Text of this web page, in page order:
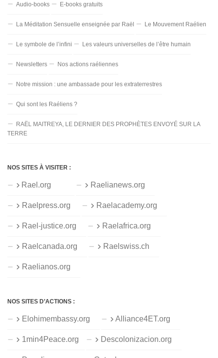
Audio-books E-books gratuits
La Méditation Sensuelle enseignée par Raël Le Mouvement Raélien
Le symbole de l’infini Les valeurs universelles de l’être humain
Newsletters Nos actions raéliennes
Notre mission : une ambassade pour les extraterrestres
Qui sont les Raéliens ?
RAËL MAITREYA, LE DERNIER DES PROPHÈTES ENVOYÉ SUR LA
TERRE
NOS SITES À VISITER :
Rael.org Raelianews.org
Raelpress.org Raelacademy.org
Rael-justice.org Raelafrica.org
Raelcanada.org Raelswiss.ch
Raelianos.org
NOS SITES D’ACTIONS :
Elohimembassy.org Alliance4ET.org
1min4Peace.org Descolonizacion.org